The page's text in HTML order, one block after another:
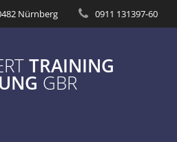
Nürnberg 0911 131397-60
TRAINING
GBR